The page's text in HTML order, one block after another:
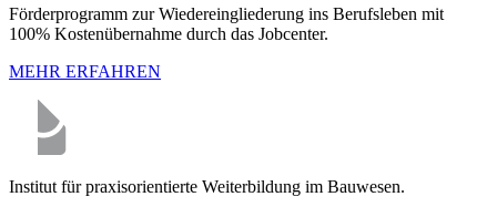
Förderprogramm zur Wiedereingliederung ins Berufsleben mit
100% Kostenübernahme durch das Jobcenter.
MEHR ERFAHREN
Institut für praxisorientierte Weiterbildung im Bauwesen.